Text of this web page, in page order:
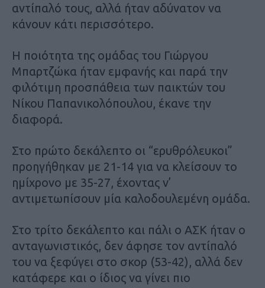
αντίπαλό τους, αλλά ήταν αδύνατον να
κάνουν κάτι περισσότερο.
Η ποιότητα της ομάδας του Γιώργου
Μπαρτζώκα ήταν εμφανής και παρά την
φιλότιμη προσπάθεια των παικτών του
Νίκου Παπανικολόπουλου, έκανε την
διαφορά.
Στο πρώτο δεκάλεπτο οι “ερυθρόλευκοι”
προηγήθηκαν με 21-14 για να κλείσουν το
ημίχρονο με 35-27, έχοντας ν’
αντιμετωπίσουν μία καλοδουλεμένη ομάδα.
Στο τρίτο δεκάλεπτο και πάλι ο ΑΣΚ ήταν ο
ανταγωνιστικός, δεν άφησε τον αντίπαλό
του να ξεφύγει στο σκορ (53-42), αλλά δεν
κατάφερε και ο ίδιος να γίνει πιο